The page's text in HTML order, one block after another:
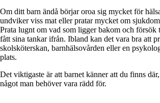
Om ditt barn ändå börjar oroa sig mycket för
undviker viss mat eller pratar mycket om
Prata lugnt om vad som ligger bakom och försök
fått sina tankar ifrån. Ibland kan det vara bra att
skolsköterskan, barnhälsovården eller en
plats.
Det viktigaste är att barnet känner att du finns
något man behöver vara rädd för.